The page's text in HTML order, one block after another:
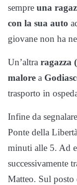
sempre una
con la sua auto
giovane non ha
Un’altra ragazza
malore a
trasporto in
Infine da
Ponte della
minuti alle 5. Ad
successivamente
Matteo. Sul posto